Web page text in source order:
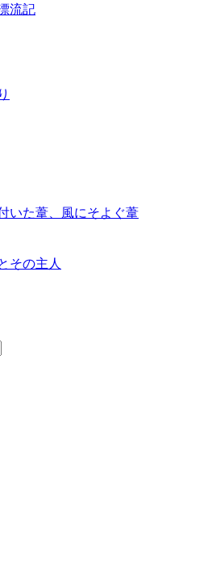
流記
いた葦、風にそよぐ葦
その主人